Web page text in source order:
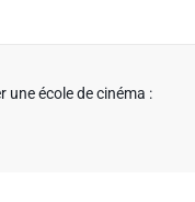
une école de cinéma :